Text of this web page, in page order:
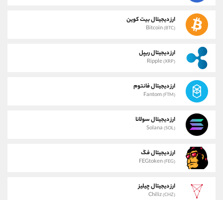
ارز دیجیتال بیت کوین
Bitcoin(BTC)
ارز دیجیتال ریپل
Ripple(XRP)
ارز دیجیتال فانتوم
Fantom(FTM)
ارز دیجیتال سولانا
Solana (SOL)
ارز دیجیتال فگ
FEGtoken(FEG)
ارز دیجیتال چیلیز
Chiliz(CHZ)